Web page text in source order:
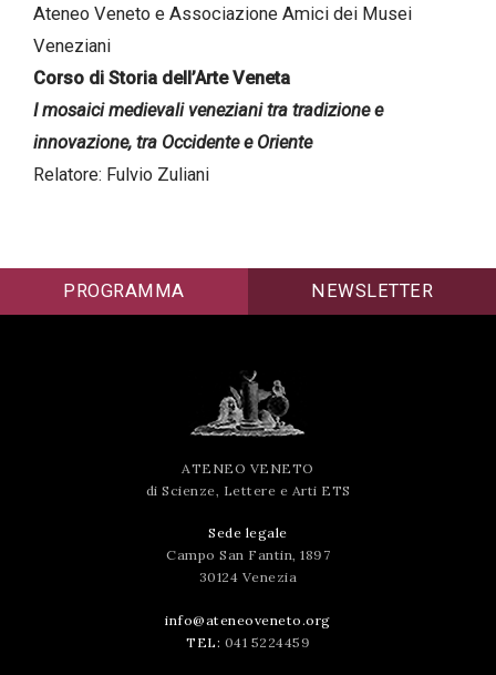
Ateneo Veneto e Associazione Amici dei Musei
Veneziani
Corso di Storia dell’Arte Veneta
I mosaici medievali veneziani tra tradizione e
innovazione, tra Occidente e Oriente
Relatore: Fulvio Zuliani
con il
decreto
legislativo
196/03
successo!
PROGRAMMA NEWSLETTER
ATENEO VENETO
di Scienze, Lettere e Arti ETS
Sede legale
Campo San Fantin, 1897
30124 Venezia
info@ateneoveneto.org
TEL: 041 5224459